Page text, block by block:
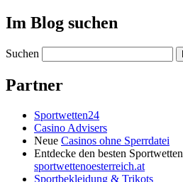
Im Blog suchen
Suchen
Partner
Sportwetten24
Casino Advisers
Neue Casinos ohne Sperrdatei
Entdecke den besten
sportwettenoesterreich.at
Sportbekleidung & Trikots